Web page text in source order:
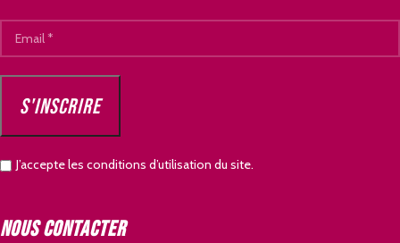
J’accepte les conditions d’utilisation du site.
Nous contacter